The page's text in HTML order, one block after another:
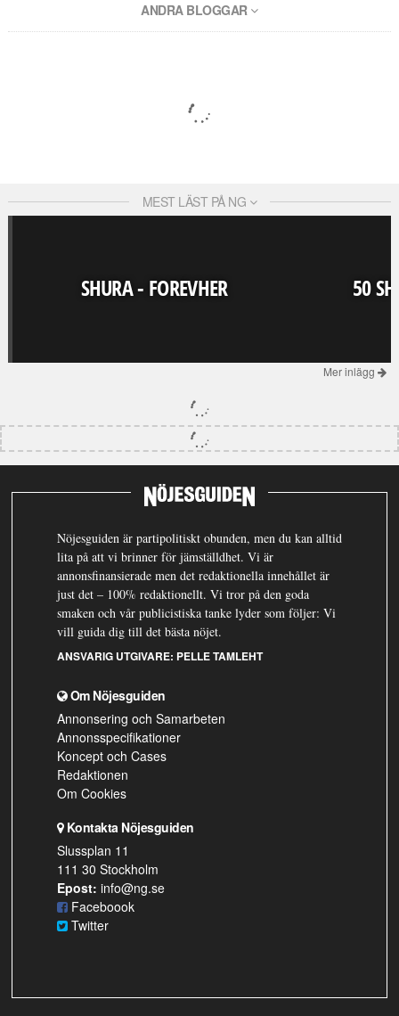
ANDRA BLOGGAR
MEST LÄST PÅ NG
SHURA - FOREVHER 50
Mer inlägg
Nöjesguiden är partipolitiskt obunden, men du kan alltid
lita på att vi brinner för jämställdhet. Vi är
annonsfinansierade men det redaktionella innehållet är
just det – 100% redaktionellt. Vi tror på den goda
smaken och vår publicistiska tanke lyder som följer: Vi
vill guida dig till det bästa nöjet.
ANSVARIG UTGIVARE: PELLE TAMLEHT
Om Nöjesguiden
Annonsering och Samarbeten
Annonsspecifikationer
Koncept och Cases
Redaktionen
Om Cookies
Kontakta Nöjesguiden
Slussplan 11
111 30 Stockholm
Epost: info@ng.se
Faceboook
Twitter